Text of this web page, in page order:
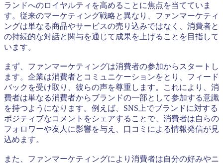
ランドへのロイヤルティを高めることに焦点を当てていま
す。従来のマーケティング戦略と異なり、ファンマーケティ
ングは単なる商品やサービスの売り込みではなく、消費者と
の持続的な対話と関与を通じて成果を上げることを目指して
います。
まず、ファンマーケティングは消費者の参加からスタートし
ます。企業は消費者とコミュニケーションをとり、フィード
バックを受け取り、彼らの声を尊重します。これにより、消
費者は単なる消費者からブランドの一部として参加する意識
を持つようになります。例えば、SNS上でブランドに対する
ポジティブなコメントをシェアすることで、消費者は自らの
フォロワーや友人に影響を与え、口コミによる情報発信が見
込めます。
また、ファンマーケティングにより消費者は自分の好みやニ